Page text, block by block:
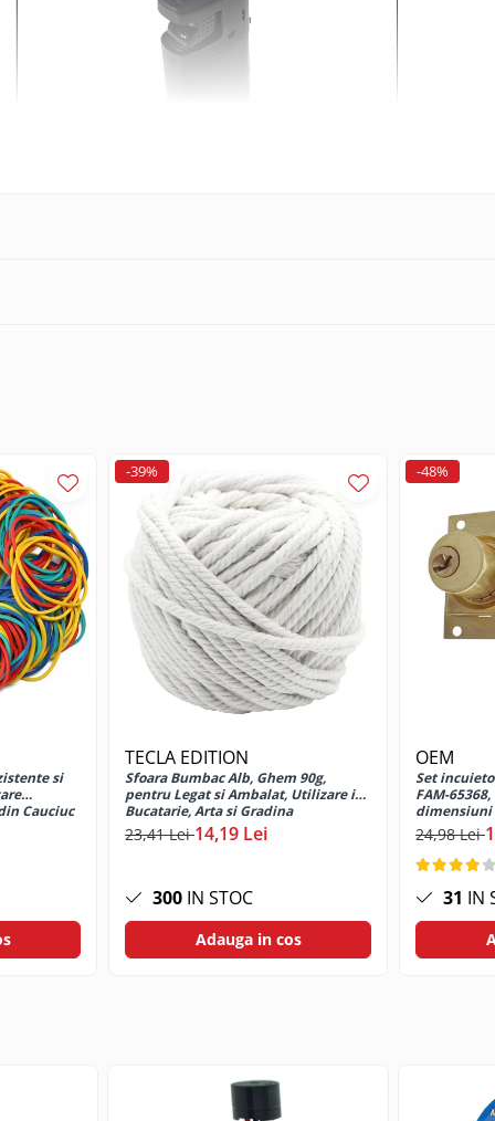
cu care este prevazuta.
fi utilizat la aprinderea focului in seminee, sobe cu gaz,
ideal in buzunar, reprezentand o alegere excelenta
de rezerva elimina senzatia de disconfort care apare atunci
si
Cauciuc
-39%
TECLA EDITION
Sfoara Bumbac Alb, Ghem 90g,
pentru Legat si Ambalat, Utilizare in
Bucatarie, Arta si Gradina
23,41 Lei14,19 Lei
300 IN STOC
Adauga in cos
-48%
OEM
Set
FAM-
dimensiuni
24,98 Lei
31 IN